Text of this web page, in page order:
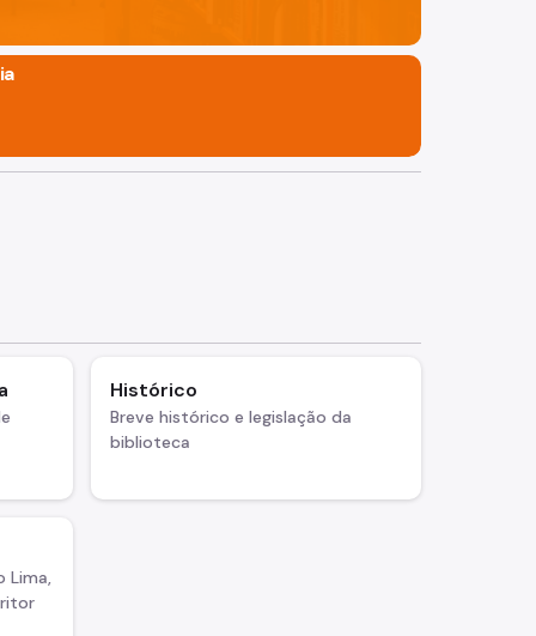
Histórico
Breve histórico e legislação da
biblioteca
Lima,